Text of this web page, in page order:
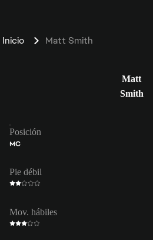
Inicio Matt Smith
Matt
Smith
Posición
MC
Pie débil
Mov. hábiles